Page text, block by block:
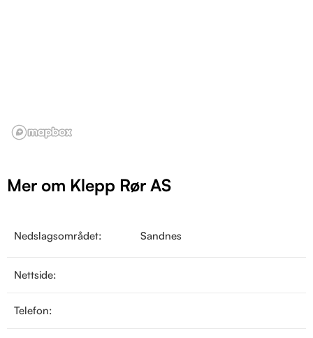
Mer om Klepp Rør AS
Nedslagsområdet: Sandnes
Nettside:
Telefon: